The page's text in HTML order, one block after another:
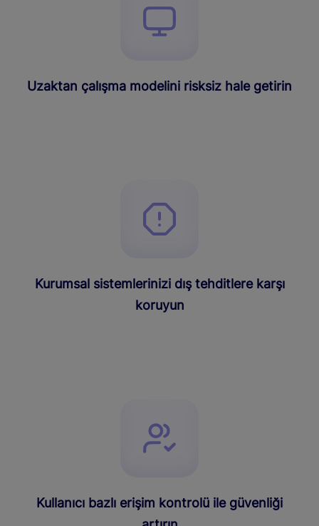
Uzaktan çalışma modelini risksiz hale getirin
Kurumsal sistemlerinizi dış tehditlere karşı
koruyun
Kullanıcı bazlı erişim kontrolü ile güvenliği